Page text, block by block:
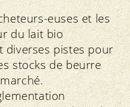
euses et les
du lait bio
diverses pistes pour
stocks de beurre